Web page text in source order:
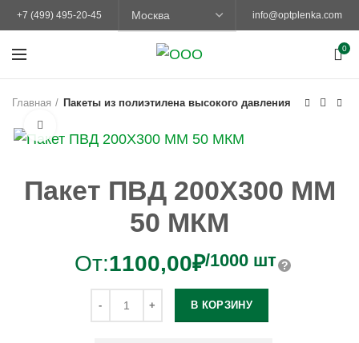
+7 (499) 495-20-45 info@optplenka.com
0
Главная
Пакеты из полиэтилена высокого давления
Пакет ПВД 200Х300 ММ
50 МКМ
От:1100,00₽/1000 шт
В КОРЗИНУ